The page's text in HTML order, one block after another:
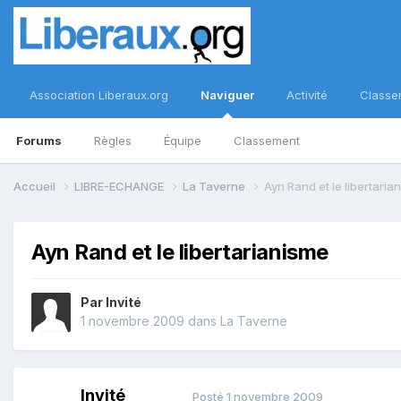
Association Liberaux.org Naviguer
Forums Règles Équipe Classement
Activité
Accueil LIBRE-ECHANGE La Taverne Ayn Rand et le
Ayn Rand et le libertarianisme
Par Invité
1 novembre 2009 dans La Taverne
Invité Posté 1 novembre 2009